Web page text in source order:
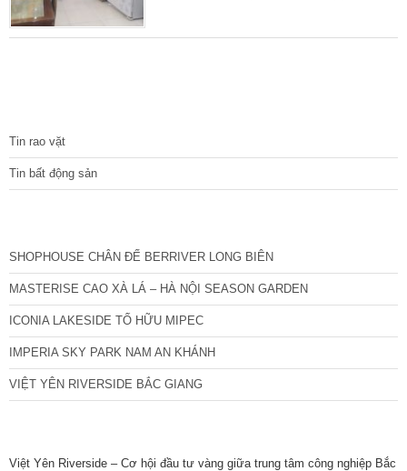
Tin rao vặt
Tin bất động sản
SHOPHOUSE CHÂN ĐẾ BERRIVER LONG BIÊN
MASTERISE CAO XÀ LÁ – HÀ NỘI SEASON GARDEN
ICONIA LAKESIDE TỐ HỮU MIPEC
IMPERIA SKY PARK NAM AN KHÁNH
VIỆT YÊN RIVERSIDE BẮC GIANG
Việt Yên Riverside – Cơ hội đầu tư vàng giữa trung tâm công nghiệp Bắc